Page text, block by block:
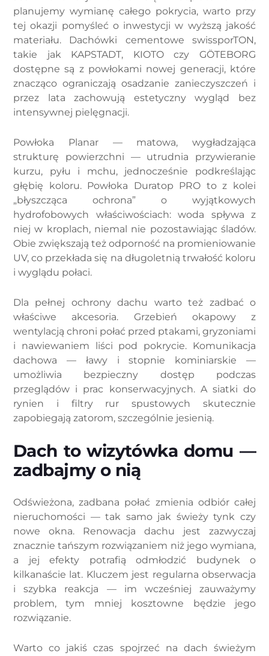
planujemy wymianę całego pokrycia, warto przy
tej okazji pomyśleć o inwestycji w wyższą jakość
materiału. Dachówki cementowe swissporTON,
takie jak KAPSTADT, KIOTO czy GÖTEBORG
dostępne są z powłokami nowej generacji, które
znacząco ograniczają osadzanie zanieczyszczeń i
przez lata zachowują estetyczny wygląd bez
intensywnej pielęgnacji.
Powłoka Planar — matowa, wygładzająca
strukturę powierzchni — utrudnia przywieranie
kurzu, pyłu i mchu, jednocześnie podkreślając
głębię koloru. Powłoka Duratop PRO to z kolei
„błyszcząca ochrona” o wyjątkowych
hydrofobowych właściwościach: woda spływa z
niej w kroplach, niemal nie pozostawiając śladów.
Obie zwiększają też odporność na promieniowanie
UV, co przekłada się na długoletnią trwałość koloru
i wyglądu połaci.
Dla pełnej ochrony dachu warto też zadbać o
właściwe akcesoria. Grzebień okapowy z
wentylacją chroni połać przed ptakami, gryzoniami
i nawiewaniem liści pod pokrycie. Komunikacja
dachowa — ławy i stopnie kominiarskie —
umożliwia bezpieczny dostęp podczas
przeglądów i prac konserwacyjnych. A siatki do
rynien i filtry rur spustowych skutecznie
zapobiegają zatorom, szczególnie jesienią.
Dach to wizytówka domu —
zadbajmy o nią
Odświeżona, zadbana połać zmienia odbiór całej
nieruchomości — tak samo jak świeży tynk czy
nowe okna. Renowacja dachu jest zazwyczaj
znacznie tańszym rozwiązaniem niż jego wymiana,
a jej efekty potrafią odmłodzić budynek o
kilkanaście lat. Kluczem jest regularna obserwacja
i szybka reakcja — im wcześniej zauważymy
problem, tym mniej kosztowne będzie jego
rozwiązanie.
Warto co jakiś czas spojrzeć na dach świeżym